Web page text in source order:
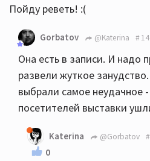
Пойду реветь! :(
Gorbatov @Katerina
Она есть в записи. И надо
развели жуткое
выбрали самое неудачное
посетителей выставки
Katerina @Gorbatov
0